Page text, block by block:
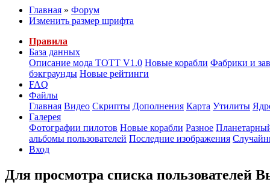
Главная » Форум
Изменить размер шрифта
Правила
База данных
Описание мода ТОТТ V1.0 Новые корабли Фабрики и
бэкграунды Новые рейтинги
FAQ
Файлы
Главная Видео Скрипты Дополнения Карта Утилиты
Галерея
Фотографии пилотов Новые корабли Разное
альбомы пользователей Последние изображения
Вход
Для просмотра списка пользователей